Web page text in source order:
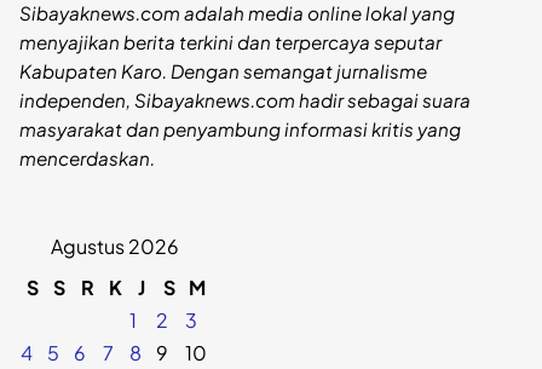
Sibayaknews.com adalah media online lokal yang
menyajikan berita terkini dan terpercaya seputar
Kabupaten Karo. Dengan semangat jurnalisme
independen, Sibayaknews.com hadir sebagai suara
masyarakat dan penyambung informasi kritis yang
mencerdaskan.
Agustus 2026
S S R K J S M
1
2
3
4
5 6 7 8 9
10